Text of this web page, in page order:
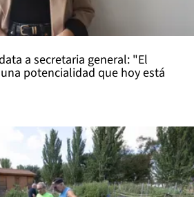
a secretaria general: "El
potencialidad que hoy está